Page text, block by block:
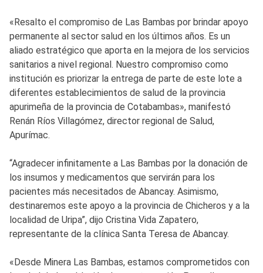
«Resalto el compromiso de Las Bambas por brindar apoyo
permanente al sector salud en los últimos años. Es un
aliado estratégico que aporta en la mejora de los servicios
sanitarios a nivel regional. Nuestro compromiso como
institución es priorizar la entrega de parte de este lote a
diferentes establecimientos de salud de la provincia
apurimeña de la provincia de Cotabambas», manifestó
Renán Ríos Villagómez, director regional de Salud,
Apurímac.
“Agradecer infinitamente a Las Bambas por la donación de
los insumos y medicamentos que servirán para los
pacientes más necesitados de Abancay. Asimismo,
destinaremos este apoyo a la provincia de Chicheros y a la
localidad de Uripa”, dijo Cristina Vida Zapatero,
representante de la clínica Santa Teresa de Abancay.
«Desde Minera Las Bambas, estamos comprometidos con